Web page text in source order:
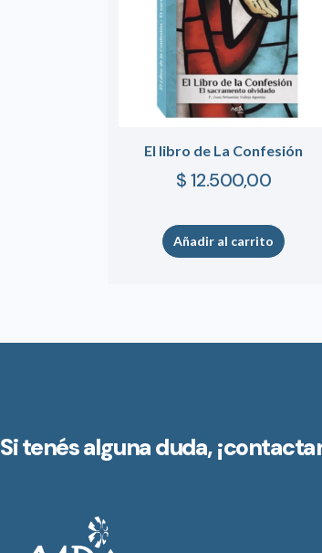
El libro de La Confesión
$12.500,00
Añadir al carrito
Si tenés alguna duda,